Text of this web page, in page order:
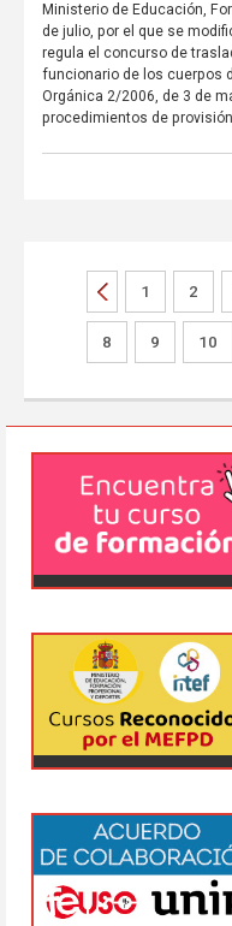
Ministerio de Educación,
de julio, por el que se
regula el concurso de
funcionario de los cuerpos
Orgánica 2/2006, de 3 de
procedimientos de
1 2
8 9 10